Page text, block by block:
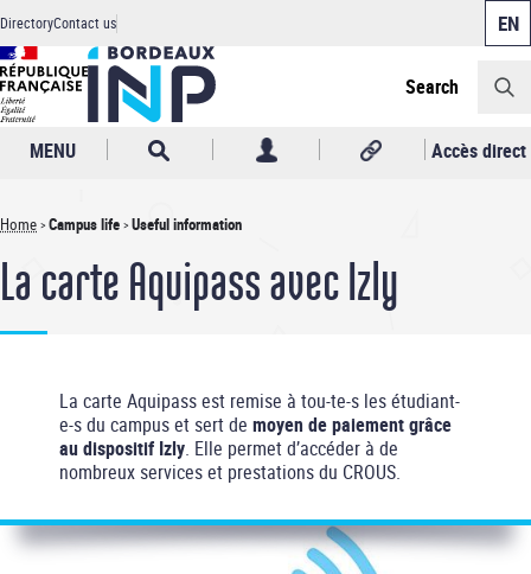
to
main
content
Header
DirectoryContact us
Search
MENU Accès direct
Breadcrumb
Home Campus life Useful information
La carte Aquipass avec Izly
La carte Aquipass est remise à tou-te-s les étudiant-
e-s du campus et sert de moyen de paiement grâce
au dispositif Izly. Elle permet d’accéder à de
nombreux services et prestations du CROUS.
Cookies management panel